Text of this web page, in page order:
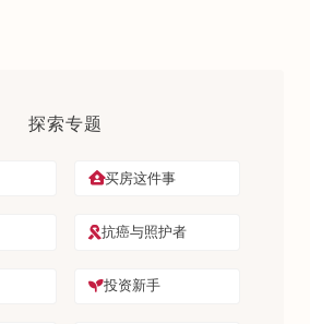
探索专题
买房这件事
抗癌与照护者
投资新手